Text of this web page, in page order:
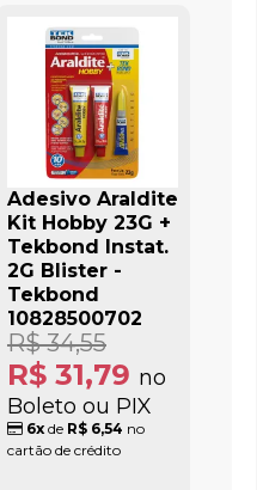
Adesivo Araldite
Kit Hobby 23G +
Tekbond Instat.
2G Blister -
Tekbond
10828500702
R$ 31,79 no
Boleto ou PIX
R$ 34,55
6xde R$ 6,54 no
cartão de crédito